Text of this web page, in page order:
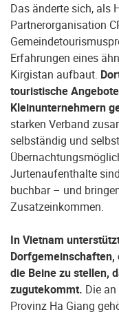
Das änderte sich, als
Partnerorganisation
Erfahrungen eines
Kirgistan aufbaut.
touristische
Kleinunternehmern
starken Verband
selbständig und
Jurtenaufenthalte
buchbar – und
Zusatzeinkommen.
In Vietnam
die Beine zu stellen,
zugutekommt. Die
Provinz Ha Giang